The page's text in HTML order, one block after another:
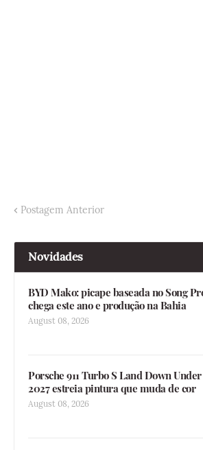
Postagem Anterior
Novidades
BYD Mako: picape baseada no Song
chega este ano e produção na Bahia
August 08, 2026
Porsche 911 Turbo S Land Down Under
2027 estreia pintura que muda de cor
August 08, 2026